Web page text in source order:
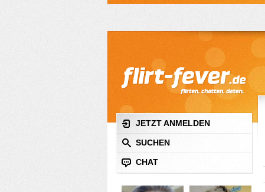
JETZT ANMELDEN
SUCHEN
CHAT